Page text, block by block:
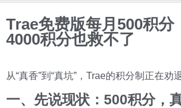
Trae免费版每月500积
4000积分也救不了
从“真香”到“真坑”，Trae的积分制正在劝
一、先说现状：500积分，